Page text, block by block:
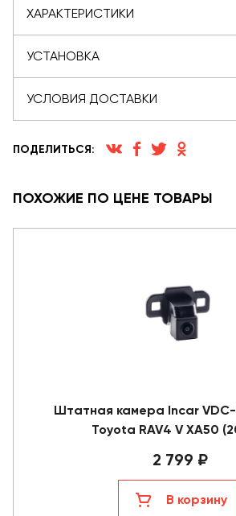
ХАРАКТЕРИСТИКИ
УСТАНОВКА
УСЛОВИЯ ДОСТАВКИ
ПОДЕЛИТЬСЯ:
ПОХОЖИЕ ПО ЦЕНЕ ТОВАРЫ
Штатная камера Incar VDC-
Toyota RAV4 V XA50
2 799 ₽
В корзину